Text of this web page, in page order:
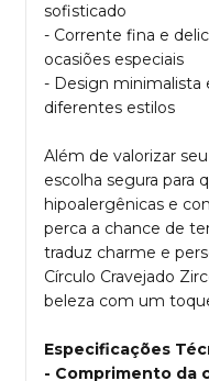
sofisticado
- Corrente fina e
ocasiões especiais
- Design minimalista
diferentes estilos
Além de valorizar
escolha segura para
hipoalergênicas e
perca a chance de
traduz charme e
Círculo Cravejado
beleza com um
Especificações
- Comprimento da